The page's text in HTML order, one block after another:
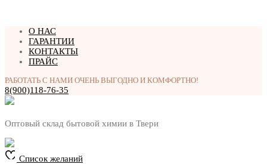
Перейти
содержимому
О НАС
ГАРАНТИИ
КОНТАКТЫ
ПРАЙС
РАБОТАТЬ С НАМИ ОЧЕНЬ ВЫГОДНО И КОМФОРТНО!
8(900)118-76-35
Оптовый склад бытовой химии в Твери
Список желаний